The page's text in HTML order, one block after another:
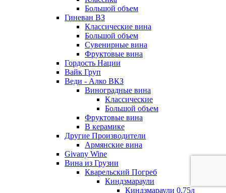
Большой объем
Гиневан ВЗ
Классические вина
Большой объем
Сувенирные вина
Фруктовые вина
Гордость Нации
Вайк Груп
Веди - Алко ВКЗ
Виноградные вина
Классические
Большой объем
Фруктовые вина
В керамике
Другие Производители
Армянские вина
Givany Wine
Вина из Грузии
Кварельский Погреб
Киндзмараули
Киндзмараули 0,75л